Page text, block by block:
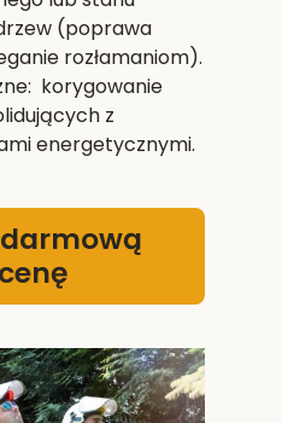
(poprawa
rozłamaniom).
korygowanie
z
energetycznymi.